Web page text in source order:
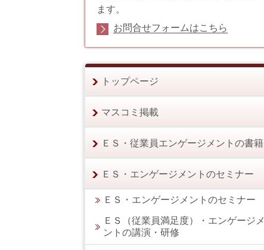
ます。
お問合せフォームはこちら
トップページ
マスコミ掲載
ＥＳ・従業員エンゲージメントの書籍
ＥＳ・エンゲージメントのセミナー
ＥＳ・エンゲージメントのセミナー
ＥＳ（従業員満足度）・エンゲージメ
ントの講演・研修